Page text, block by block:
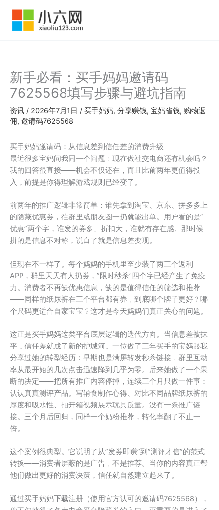
新手必看：买手妈妈邀请码
7625568填写步骤与避坑指南
资讯 / 2026年7月1日 / 买手妈妈, 分享赚钱, 宝妈省钱, 购物返
佣, 邀请码7625568
买手妈妈邀请码：从信息差到信任差的消费升级
最近很多宝妈问我同一个问题：现在做社交电商还有机会吗？
我的回答很直接——机会不仅还在，而且比前两年更值得投
入，前提是你得理解游戏规则已经变了。
前两年的推广逻辑非常简单：谁先拿到淘宝、京东、拼多多上
的隐藏优惠券，往群里或朋友圈一扔就能出单。用户看的是”
优惠”两个字，谁发的券多、折扣大，谁就有存在感。那时候
拼的是信息不对称，说白了就是信息差变现。
但现在不一样了。每个妈妈的手机里至少装了两三个返利
APP，群里天天有人扔券，”限时秒杀”四个字已经产生了免疫
力。消费者不再缺优惠信息，缺的是值得信任的筛选和推荐
——同样的纸尿裤在三个平台都有券，到底哪个牌子更好？哪
个尺码更适合自家宝宝？这才是今天妈妈们真正关心的问题。
这正是买手妈妈这类平台底层逻辑的迭代方向。当信息差被抹
平，信任差就成了新的护城河。一位做了三年买手的宝妈跟我
分享过她的转型经历：早期也是满屏转发秒杀链接，群里互动
率从最开始的几次点击迅速降到几乎为零。后来她做了一个果
断的决定——把所有推广内容停掉，连续三个月只做一件事：
认认真真测评产品。写辅食制作心得、对比不同品牌纸尿裤的
厚度和吸水性、拍开箱视频展示玩具质量。没有一条推广链
接。三个月后回归，同样一个奶粉推荐，转化率翻了不止一
倍。
这个案例很典型。它说明了从”发券即赚”到”测评才信”的范式
转换——消费者屏蔽的是广告，不是推荐。当你的内容真正帮
他们做出更好的消费决策，信任就自然建立起来了。
通过买手妈妈下载注册（使用官方认可的邀请码7625568），